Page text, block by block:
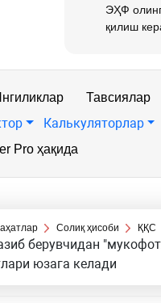
ЭҲФ
қилиш
Тавсиялар
Калькуляторлар
Pro ҳақида
Солиқ ҳисоби ҚҚС
берувчидан
юзага келади